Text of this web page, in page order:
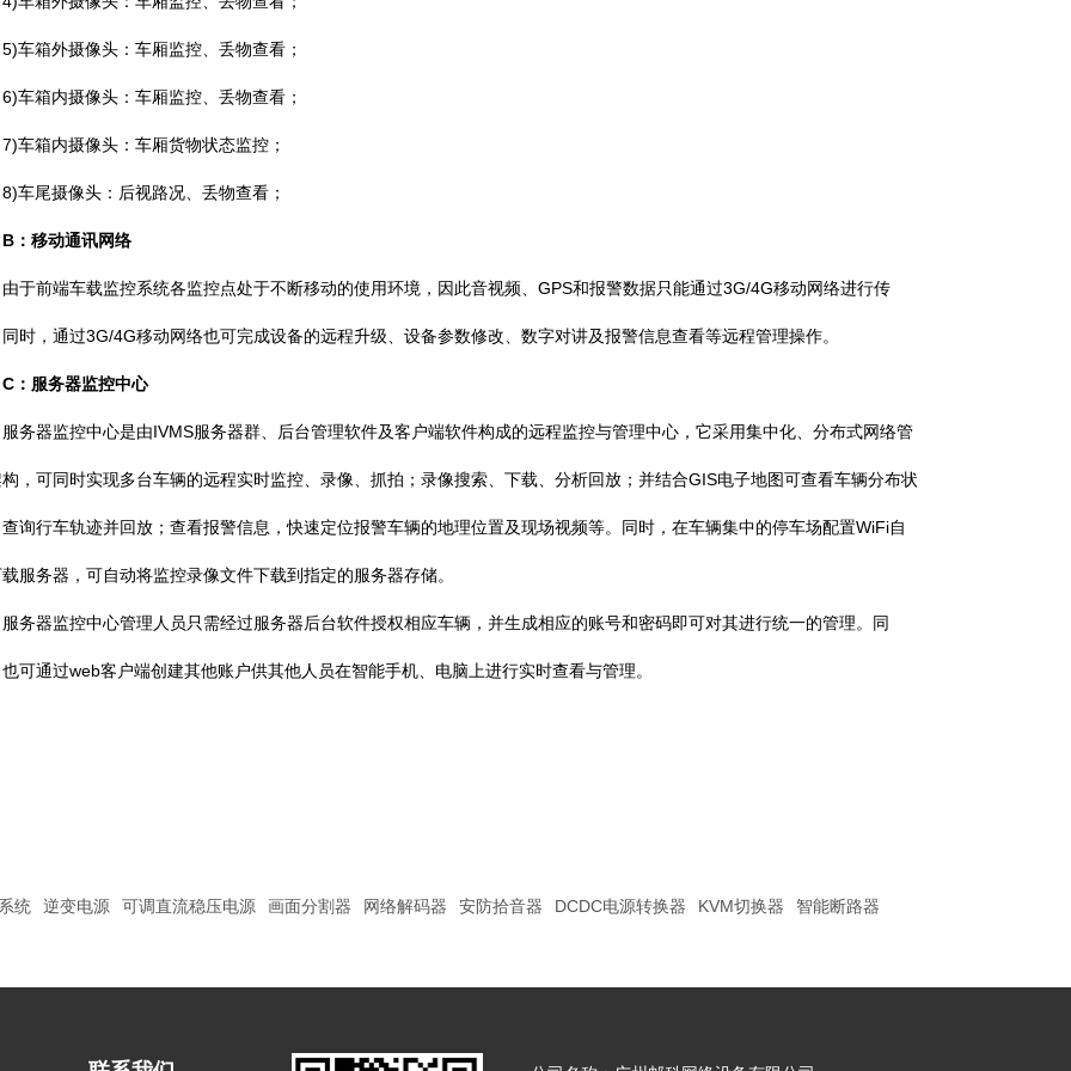
箱外摄像头：车厢监控、丢物查看；
箱内摄像头：车厢监控、丢物查看；
箱内摄像头：车厢货物状态监控；
尾摄像头：后视路况、丢物查看；
B：移动通讯网络
前端车载监控系统各监控点处于不断移动的使用环境，因此音视频、GPS和报警数据只能通过3G/4G移动网络进行传
时，通过3G/4G移动网络也可完成设备的远程升级、设备参数修改、数字对讲及报警信息查看等远程管理操作。
C：服务器监控中心
器监控中心是由IVMS服务器群、后台管理软件及客户端软件构成的远程监控与管理中心，它采用集中化、分布式网络管
，可同时实现多台车辆的远程实时监控、录像、抓拍；录像搜索、下载、分析回放；并结合GIS电子地图可查看车辆分布状
询行车轨迹并回放；查看报警信息，快速定位报警车辆的地理位置及现场视频等。同时，在车辆集中的停车场配置WiFi自
服务器，可自动将监控录像文件下载到指定的服务器存储。
器监控中心管理人员只需经过服务器后台软件授权相应车辆，并生成相应的账号和密码即可对其进行统一的管理。同
可通过web客户端创建其他账户供其他人员在智能手机、电脑上进行实时查看与管理。
统 逆变电源 可调直流稳压电源 画面分割器 网络解码器 安防拾音器 DCDC电源转换器 KVM切换器 智能断路器